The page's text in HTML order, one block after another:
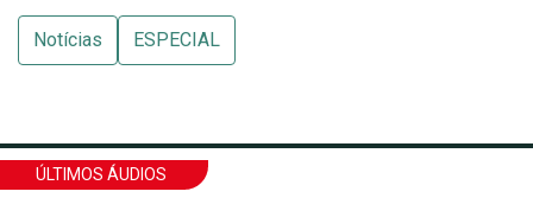
Notícias ESPECIAL
ÚLTIMOS ÁUDIOS